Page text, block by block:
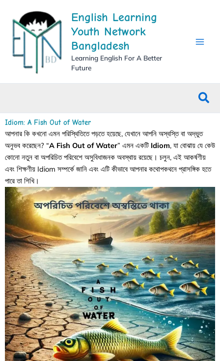
content
English Learning
Youth Network
Bangladesh
Learning English For A Better
Future
Idiom: A Fish Out of Water
আপনার কি কখনো এমন পরিস্থিতিতে পড়তে হয়েছে, যেখানে আপনি অস্বস্তি বা অদ্ভুত
অনুভব করেছেন? “A Fish Out of Water” এমন একটি Idiom, যা বোঝায় যে কেউ
কোনো নতুন বা অপরিচিত পরিবেশে অসুবিধাজনক অবস্থায় রয়েছে। চলুন, এই আকর্ষণীয়
এবং শিক্ষণীয় Idiom সম্পর্কে জানি এবং এটি কীভাবে আপনার কথোপকথনে প্রাসঙ্গিক হতে
পারে তা শিখি।